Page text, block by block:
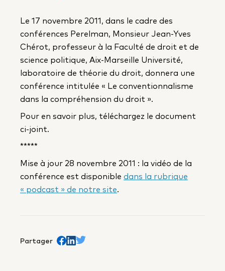
Le 17 novembre 2011, dans le cadre des
conférences Perelman, Monsieur Jean-Yves
Chérot, professeur à la Faculté de droit et de
science politique, Aix-Marseille Université,
laboratoire de théorie du droit, donnera une
conférence intitulée « Le conventionnalisme
dans la compréhension du droit ».
Pour en savoir plus, téléchargez le document
ci-joint.
*****
Mise à jour 28 novembre 2011 : la vidéo de la
conférence est disponible dans la rubrique
« podcast » de notre site.
Partager Partager sur Facebook
trans.Partager sur Linkedin
Partager sur Twitter